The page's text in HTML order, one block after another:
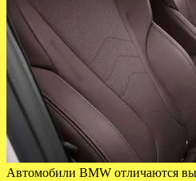
Автомобили BMW отличаются